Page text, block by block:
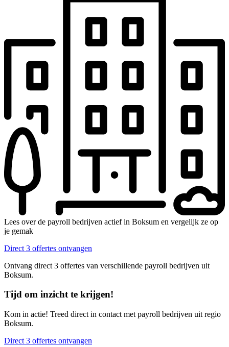
Lees over de payroll bedrijven actief in Boksum en vergelijk ze op
je gemak
Direct 3 offertes ontvangen
Ontvang direct 3 offertes van verschillende payroll bedrijven uit
Boksum.
Tijd om inzicht te krijgen!
Kom in actie! Treed direct in contact met payroll bedrijven uit regio
Boksum.
Direct 3 offertes ontvangen